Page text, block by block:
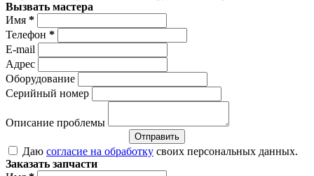
Вызвать мастера
Имя *
Телефон *
E-mail
Адрес
Оборудование
Серийный номер
Описание проблемы
Отправить
Даю согласие на обработку своих персональных данных.
Заказать запчасти